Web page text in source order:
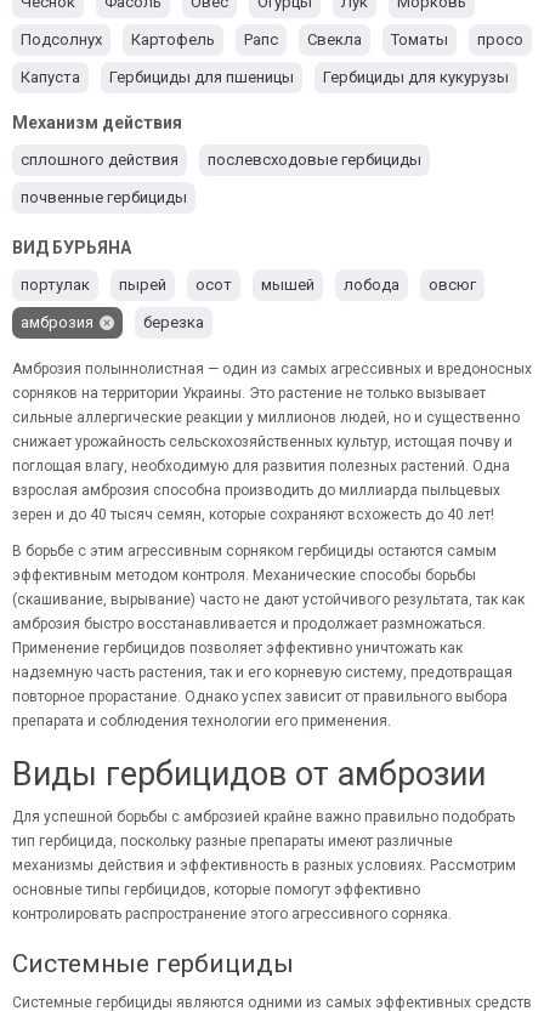
Подсолнух Картофель Рапс Свекла Томаты просо
Капуста Гербициды для пшеницы Гербициды для кукурузы
Ячмень Гербициды для сои
Механизм действия
сплошного действия послевсходовые гербициды
почвенные гербициды
ВИД БУРЬЯНА
портулак пырей осот мышей лобода овсюг
амброзия березка
Амброзия полыннолистная — один из самых агрессивных и вредоносных
сорняков на территории Украины. Это растение не только вызывает
сильные аллергические реакции у миллионов людей, но и существенно
снижает урожайность сельскохозяйственных культур, истощая почву и
поглощая влагу, необходимую для развития полезных растений. Одна
взрослая амброзия способна производить до миллиарда пыльцевых
зерен и до 40 тысяч семян, которые сохраняют всхожесть до 40 лет!
В борьбе с этим агрессивным сорняком гербициды остаются самым
эффективным методом контроля. Механические способы борьбы
(скашивание, вырывание) часто не дают устойчивого результата, так как
амброзия быстро восстанавливается и продолжает размножаться.
Применение гербицидов позволяет эффективно уничтожать как
надземную часть растения, так и его корневую систему, предотвращая
повторное прорастание. Однако успех зависит от правильного выбора
препарата и соблюдения технологии его применения.
Виды гербицидов от амброзии
Для успешной борьбы с амброзией крайне важно правильно подобрать
тип гербицида, поскольку разные препараты имеют различные
механизмы действия и эффективность в разных условиях. Рассмотрим
основные типы гербицидов, которые помогут эффективно
контролировать распространение этого агрессивного сорняка.
Системные гербициды
Системные гербициды являются одними из самых эффективных средств